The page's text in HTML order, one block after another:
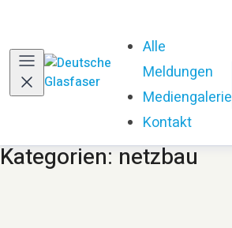
Alle
Meldungen
Mediengalerie
Kontakt
Kategorien: netzbau